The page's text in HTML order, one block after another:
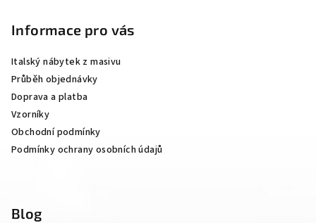
Informace pro vás
Italský nábytek z masivu
Průběh objednávky
Doprava a platba
Vzorníky
Obchodní podmínky
Podmínky ochrany osobních údajů
Blog